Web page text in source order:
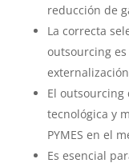
reducción de
La correcta
outsourcing
El outsourcing
tecnológica y
PYMES en el
Es esencial